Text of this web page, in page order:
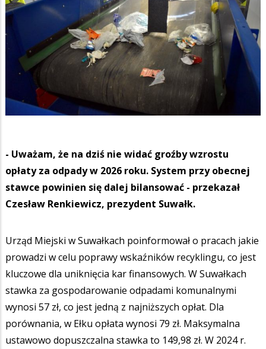
- Uważam, że na dziś nie widać groźby wzrostu
opłaty za odpady w 2026 roku. System przy obecnej
stawce powinien się dalej bilansować - przekazał
Czesław Renkiewicz, prezydent Suwałk.
Urząd Miejski w Suwałkach poinformował o pracach jakie
prowadzi w celu poprawy wskaźników recyklingu, co jest
kluczowe dla uniknięcia kar finansowych. W Suwałkach
stawka za gospodarowanie odpadami komunalnymi
wynosi 57 zł, co jest jedną z najniższych opłat. Dla
porównania, w Ełku opłata wynosi 79 zł. Maksymalna
ustawowo dopuszczalna stawka to 149,98 zł. W 2024 r.